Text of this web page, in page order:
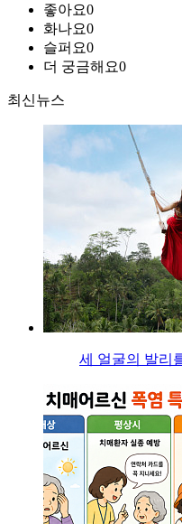
좋아요0
화나요0
슬퍼요0
더 궁금해요0
최신뉴스
세 얼굴의 발리